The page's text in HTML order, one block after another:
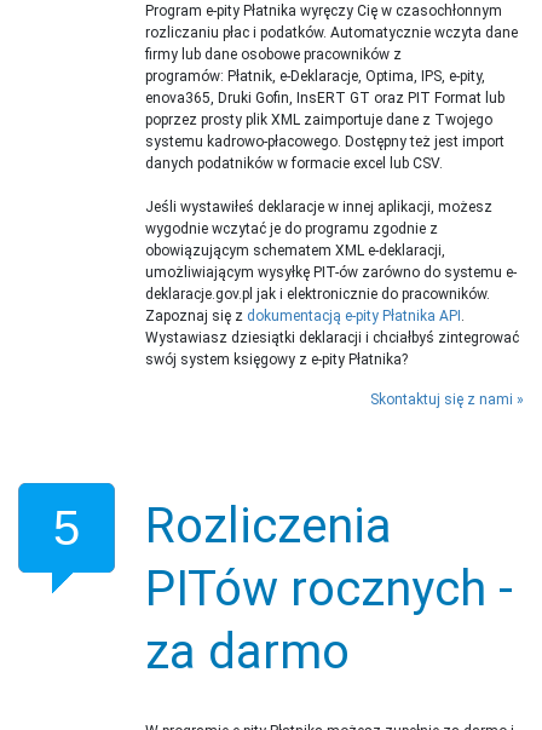
Program e-pity Płatnika wyręczy Cię w czasochłonnym
rozliczaniu płac i podatków. Automatycznie wczyta dane
firmy lub dane osobowe pracowników z
programów: Płatnik, e-Deklaracje, Optima, IPS, e-pity,
enova365, Druki Gofin, InsERT GT oraz PIT Format lub
poprzez prosty plik XML zaimportuje dane z Twojego
systemu kadrowo-płacowego. Dostępny też jest import
danych podatników w formacie excel lub CSV.
Jeśli wystawiłeś deklaracje w innej aplikacji, możesz
wygodnie wczytać je do programu zgodnie z
obowiązującym schematem XML e-deklaracji,
umożliwiającym wysyłkę PIT-ów zarówno do systemu e-
deklaracje.gov.pl jak i elektronicznie do pracowników.
Zapoznaj się z dokumentacją e-pity Płatnika API .
Wystawiasz dziesiątki deklaracji i chciałbyś zintegrować
swój system księgowy z e-pity Płatnika?
Skontaktuj się z nami
5
Rozliczenia
PITów rocznych -
za darmo